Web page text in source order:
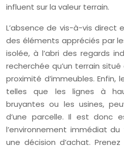
influent sur la valeur terrain.
L’absence de vis-à-vis direct
des éléments appréciés par
isolée, à l’abri des regards
recherchée qu’un terrain
proximité d’immeubles. Enfin,
telles que les lignes à
bruyantes ou les usines,
d’une parcelle. Il est donc
l’environnement immédiat
une décision d’achat.